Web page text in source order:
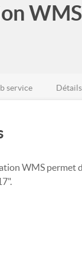
WMS
service Détails
WMS permet